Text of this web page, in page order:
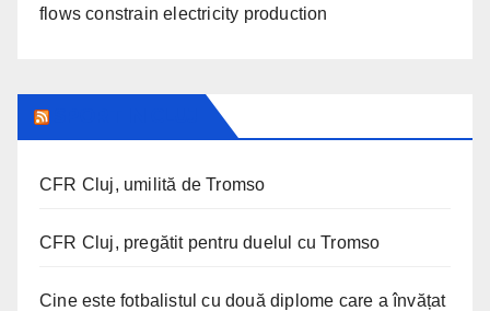
flows constrain electricity production
CFR Cluj, umilită de Tromso
CFR Cluj, pregătit pentru duelul cu Tromso
Cine este fotbalistul cu două diplome care a învățat